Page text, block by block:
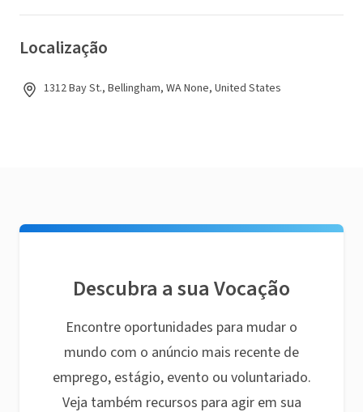
Localização
1312 Bay St., Bellingham, WA None, United States
Descubra a sua Vocação
Encontre oportunidades para mudar o
mundo com o anúncio mais recente de
emprego, estágio, evento ou voluntariado.
Veja também recursos para agir em sua